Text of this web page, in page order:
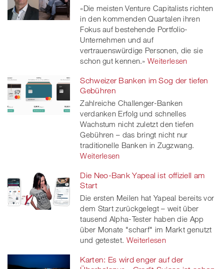
«Die meisten Venture Capitalists richten
in den kommenden Quartalen ihren
Fokus auf bestehende Portfolio-
Unternehmen und auf
vertrauenswürdige Personen, die sie
schon gut kennen.» Weiterlesen
Schweizer Banken im Sog der tiefen
Gebühren
Zahlreiche Challenger-Banken
verdanken Erfolg und schnelles
Wachstum nicht zuletzt den tiefen
Gebühren – das bringt nicht nur
traditionelle Banken in Zugzwang.
Weiterlesen
Die Neo-Bank Yapeal ist offiziell am
Start
Die ersten Meilen hat Yapeal bereits vor
dem Start zurückgelegt – weit über
tausend Alpha-Tester haben die App
über Monate "scharf" im Markt genutzt
und getestet. Weiterlesen
Karten: Es wird enger auf der